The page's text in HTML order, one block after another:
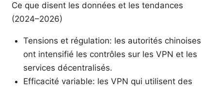
Ce que disent les données et les tendances
(2024–2026)
Tensions et régulation: les autorités chinoises
ont intensifié les contrôles sur les VPN et les
services décentralisés.
Efficacité variable: les VPN qui utilisent des